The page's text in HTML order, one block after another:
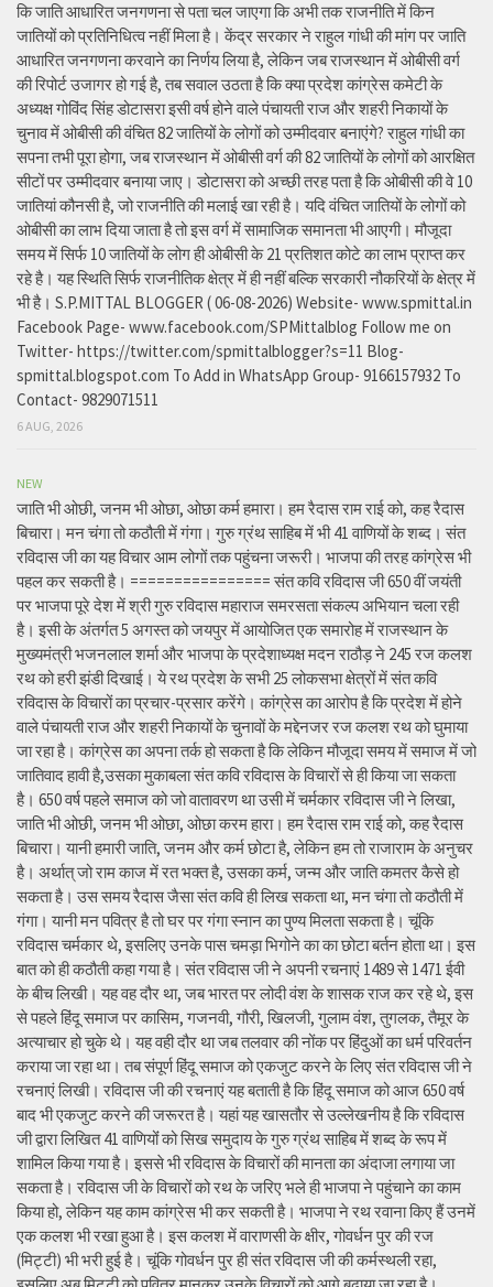
कि जाति आधारित जनगणना से पता चल जाएगा कि अभी तक राजनीति में किन
जातियों को प्रतिनिधित्व नहीं मिला है। केंद्र सरकार ने राहुल गांधी की मांग पर जाति
आधारित जनगणना करवाने का निर्णय लिया है, लेकिन जब राजस्थान में ओबीसी वर्ग
की रिपोर्ट उजागर हो गई है, तब सवाल उठता है कि क्या प्रदेश कांग्रेस कमेटी के
अध्यक्ष गोविंद सिंह डोटासरा इसी वर्ष होने वाले पंचायती राज और शहरी निकायों के
चुनाव में ओबीसी की वंचित 82 जातियों के लोगों को उम्मीदवार बनाएंगे? राहुल गांधी का
सपना तभी पूरा होगा, जब राजस्थान में ओबीसी वर्ग की 82 जातियों के लोगों को आरक्षित
सीटों पर उम्मीदवार बनाया जाए। डोटासरा को अच्छी तरह पता है कि ओबीसी की वे 10
जातियां कौनसी है, जो राजनीति की मलाई खा रही है। यदि वंचित जातियों के लोगों को
ओबीसी का लाभ दिया जाता है तो इस वर्ग में सामाजिक समानता भी आएगी। मौजूदा
समय में सिर्फ 10 जातियों के लोग ही ओबीसी के 21 प्रतिशत कोटे का लाभ प्राप्त कर
रहे है। यह स्थिति सिर्फ राजनीतिक क्षेत्र में ही नहीं बल्कि सरकारी नौकरियों के क्षेत्र में
भी है। S.P.MITTAL BLOGGER ( 06-08-2026) Website- www.spmittal.in
Facebook Page- www.facebook.com/SPMittalblog Follow me on
Twitter- https://twitter.com/spmittalblogger?s=11 Blog-
spmittal.blogspot.com To Add in WhatsApp Group- 9166157932 To
Contact- 9829071511
6 AUG, 2026
NEW
जाति भी ओछी, जनम भी ओछा, ओछा कर्म हमारा। हम रैदास राम राई को, कह रैदास
बिचारा। मन चंगा तो कठौती में गंगा। गुरु ग्रंथ साहिब में भी 41 वाणियों के शब्द। संत
रविदास जी का यह विचार आम लोगों तक पहुंचना जरूरी। भाजपा की तरह कांग्रेस भी
पहल कर सकती है। ================ संत कवि रविदास जी 650 वीं जयंती
पर भाजपा पूरे देश में श्री गुरु रविदास महाराज समरसता संकल्प अभियान चला रही
है। इसी के अंतर्गत 5 अगस्त को जयपुर में आयोजित एक समारोह में राजस्थान के
मुख्यमंत्री भजनलाल शर्मा और भाजपा के प्रदेशाध्यक्ष मदन राठौड़ ने 245 रज कलश
रथ को हरी झंडी दिखाई। ये रथ प्रदेश के सभी 25 लोकसभा क्षेत्रों में संत कवि
रविदास के विचारों का प्रचार-प्रसार करेंगे। कांग्रेस का आरोप है कि प्रदेश में होने
वाले पंचायती राज और शहरी निकायों के चुनावों के मद्देनजर रज कलश रथ को घुमाया
जा रहा है। कांग्रेस का अपना तर्क हो सकता है कि लेकिन मौजूदा समय में समाज में जो
जातिवाद हावी है,उसका मुकाबला संत कवि रविदास के विचारों से ही किया जा सकता
है। 650 वर्ष पहले समाज को जो वातावरण था उसी में चर्मकार रविदास जी ने लिखा,
जाति भी ओछी, जनम भी ओछा, ओछा करम हारा। हम रैदास राम राई को, कह रैदास
बिचारा। यानी हमारी जाति, जनम और कर्म छोटा है, लेकिन हम तो राजाराम के अनुचर
है। अर्थात् जो राम काज में रत भक्त है, उसका कर्म, जन्म और जाति कमतर कैसे हो
सकता है। उस समय रैदास जैसा संत कवि ही लिख सकता था, मन चंगा तो कठौती में
गंगा। यानी मन पवित्र है तो घर पर गंगा स्नान का पुण्य मिलता सकता है। चूंकि
रविदास चर्मकार थे, इसलिए उनके पास चमड़ा भिगोने का का छोटा बर्तन होता था। इस
बात को ही कठौती कहा गया है। संत रविदास जी ने अपनी रचनाएं 1489 से 1471 ईवी
के बीच लिखी। यह वह दौर था, जब भारत पर लोदी वंश के शासक राज कर रहे थे, इस
से पहले हिंदू समाज पर कासिम, गजनवी, गौरी, खिलजी, गुलाम वंश, तुगलक, तैमूर के
अत्याचार हो चुके थे। यह वही दौर था जब तलवार की नोंक पर हिंदुओं का धर्म परिवर्तन
कराया जा रहा था। तब संपूर्ण हिंदू समाज को एकजुट करने के लिए संत रविदास जी ने
रचनाएं लिखी। रविदास जी की रचनाएं यह बताती है कि हिंदू समाज को आज 650 वर्ष
बाद भी एकजुट करने की जरूरत है। यहां यह खासतौर से उल्लेखनीय है कि रविदास
जी द्वारा लिखित 41 वाणियोंं को सिख समुदाय के गुरु ग्रंथ साहिब में शब्द के रूप में
शामिल किया गया है। इससे भी रविदास के विचारों की मानता का अंदाजा लगाया जा
सकता है। रविदास जी के विचारों को रथ के जरिए भले ही भाजपा ने पहुंचाने का काम
किया हो, लेकिन यह काम कांग्रेस भी कर सकती है। भाजपा ने रथ रवाना किए हैं उनमें
एक कलश भी रखा हुआ है। इस कलश में वाराणसी के क्षीर, गोवर्धन पुर की रज
(मिट्टी) भी भरी हुई है। चूंकि गोवर्धन पुर ही संत रविदास जी की कर्मस्थली रहा,